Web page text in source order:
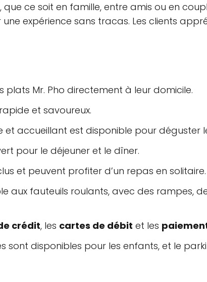
ce soit en famille, entre amis ou en
expérience sans tracas. Les clients
plats Mr. Pho directement à leur domicile.
et savoureux.
et accueillant est disponible pour déguster
pour le déjeuner et le dîner.
et peuvent profiter d’un repas en solitaire.
aux fauteuils roulants, avec des rampes,
crédit, les cartes de débit et les
sont disponibles pour les enfants, et le